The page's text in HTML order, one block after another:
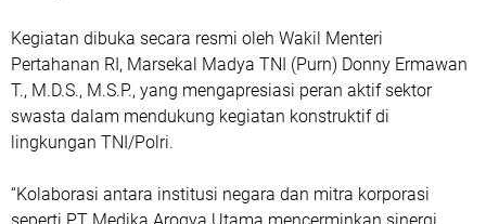
Kegiatan dibuka secara resmi oleh Wakil Menteri
Pertahanan RI, Marsekal Madya TNI (Purn) Donny Ermawan
T., M.D.S., M.S.P., yang mengapresiasi peran aktif sektor
swasta dalam mendukung kegiatan konstruktif di
lingkungan TNI/Polri.
“Kolaborasi antara institusi negara dan mitra korporasi